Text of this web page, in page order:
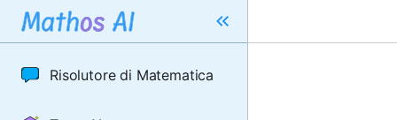
Risolutore di Matematica